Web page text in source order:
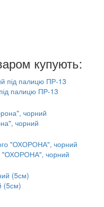
купують:
палицю ПР-13
чорний
"ОХОРОНА", чорний
(5см)